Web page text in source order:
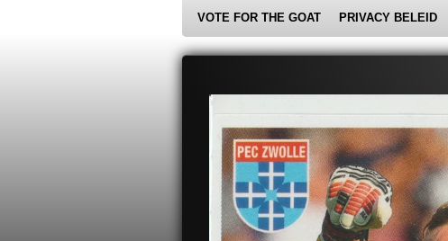
VOTE FOR THE GOAT
PRIVACY BELEID